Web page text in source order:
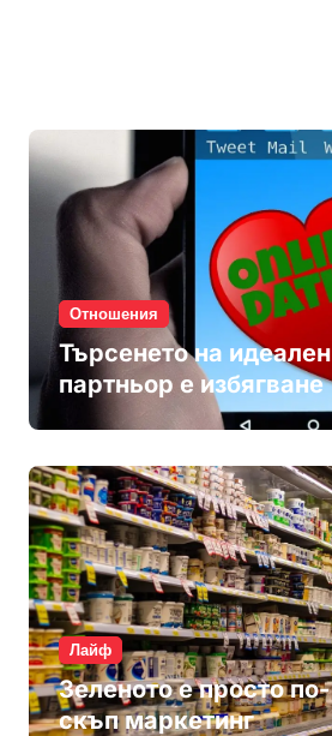
Отношения
Търсенето на идеален
партньор е избягване
Лайф
Зеленото е просто по-
скъп маркетинг